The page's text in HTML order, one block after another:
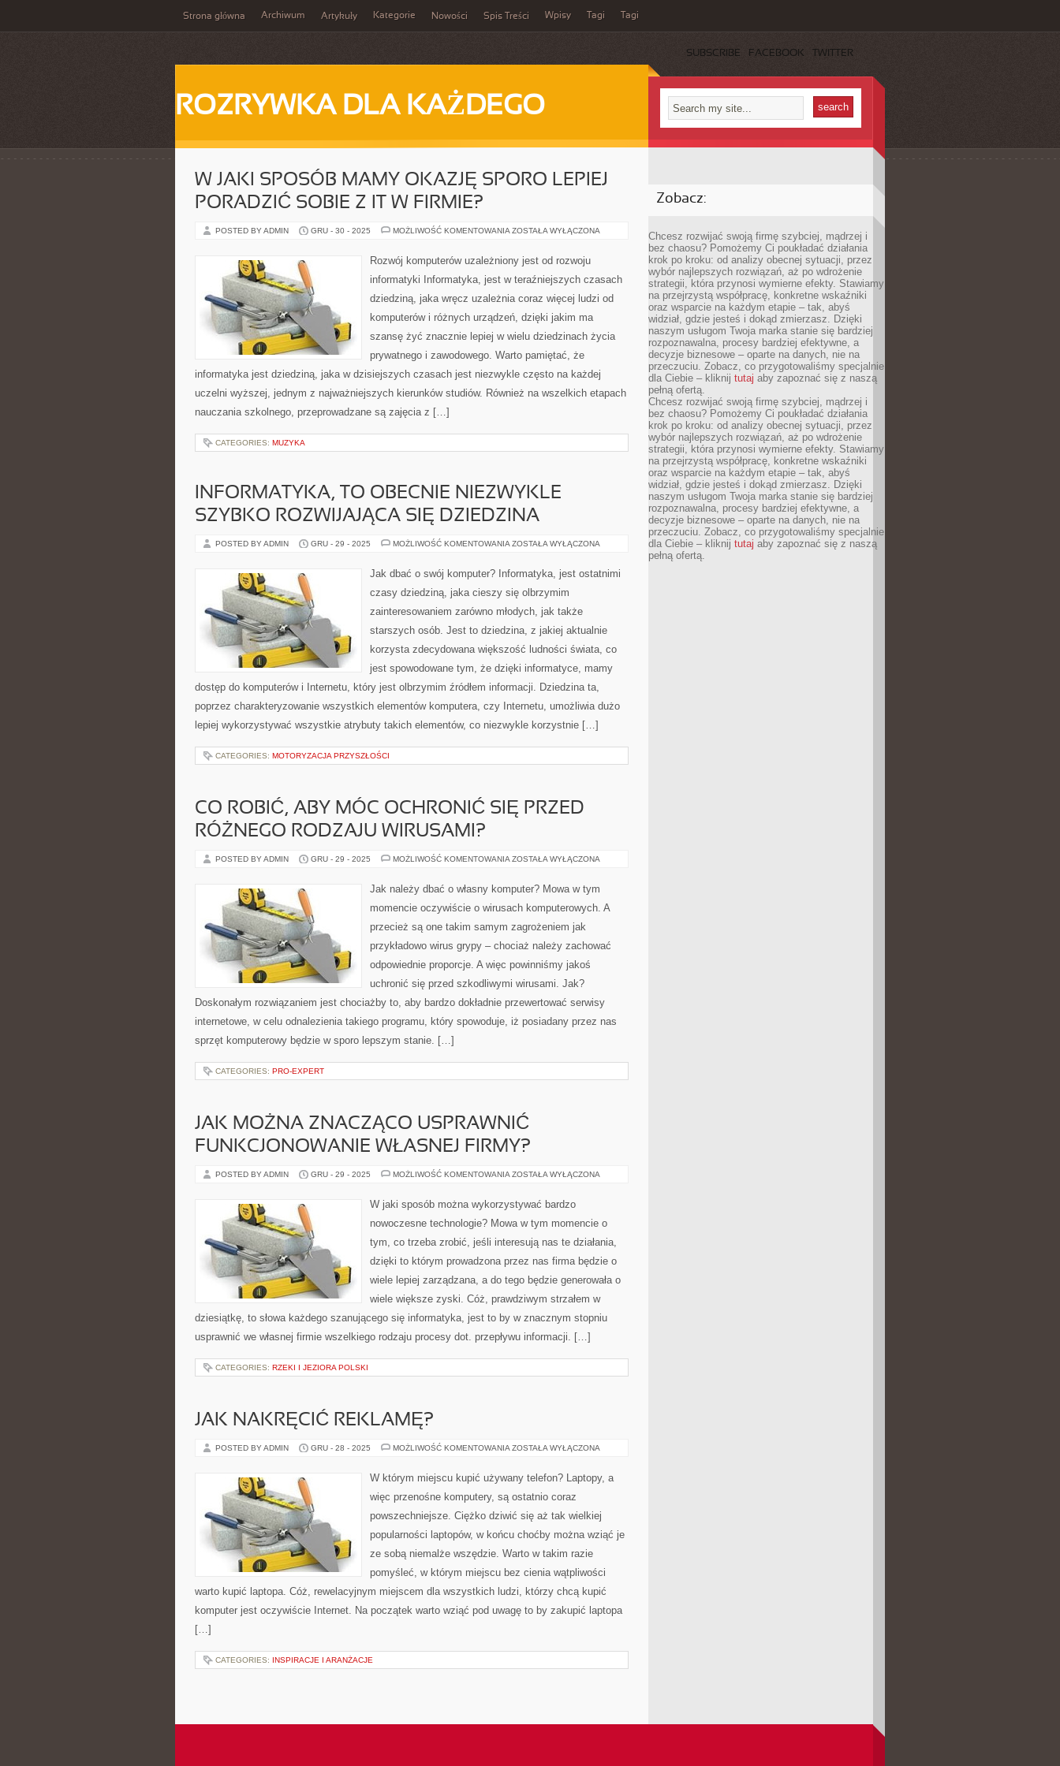
Strona główna Archiwum Artykuły Kategorie Nowości Spis Treści Wpisy Tagi Tagi
SUBSCRIBE FACEBOOK TWITTER
ROZRYWKA DLA KAŻDEGO
W JAKI SPOSÓB MAMY OKAZJĘ SPORO LEPIEJ
PORADZIĆ SOBIE Z IT W FIRMIE?
POSTED BY ADMIN GRU - 30 - 2025 MOŻLIWOŚĆ KOMENTOWANIA W
MAMY
OKAZJĘ
LEPIEJ
SOBIE
IT
W
FIRMIE?
ZOSTAŁA WYŁĄCZONA
Rozwój komputerów uzależniony jest od rozwoju
informatyki Informatyka, jest w teraźniejszych czasach
dziedziną, jaka wręcz uzależnia coraz więcej ludzi od
komputerów i różnych urządzeń, dzięki jakim ma
szansę żyć znacznie lepiej w wielu dziedzinach życia
prywatnego i zawodowego. Warto pamiętać, że
informatyka jest dziedziną, jaka w dzisiejszych czasach jest niezwykle często na każdej
uczelni wyższej, jednym z najważniejszych kierunków studiów. Również na wszelkich etapach
nauczania szkolnego, przeprowadzane są zajęcia z […]
CATEGORIES: MUZYKA
INFORMATYKA, TO OBECNIE NIEZWYKLE
SZYBKO ROZWIJAJĄCA SIĘ DZIEDZINA
POSTED BY ADMIN GRU - 29 - 2025 MOŻLIWOŚĆ KOMENTOWANIA INFORMATYKA,
NIEZWYKLE
SZYBKO
SIĘ
ZOSTAŁA WYŁĄCZONA
Jak dbać o swój komputer? Informatyka, jest ostatnimi
czasy dziedziną, jaka cieszy się olbrzymim
zainteresowaniem zarówno młodych, jak także
starszych osób. Jest to dziedzina, z jakiej aktualnie
korzysta zdecydowana większość ludności świata, co
jest spowodowane tym, że dzięki informatyce, mamy
dostęp do komputerów i Internetu, który jest olbrzymim źródłem informacji. Dziedzina ta,
poprzez charakteryzowanie wszystkich elementów komputera, czy Internetu, umożliwia dużo
lepiej wykorzystywać wszystkie atrybuty takich elementów, co niezwykle korzystnie […]
CATEGORIES: MOTORYZACJA PRZYSZŁOŚCI
CO ROBIĆ, ABY MÓC OCHRONIĆ SIĘ PRZED
RÓŻNEGO RODZAJU WIRUSAMI?
POSTED BY ADMIN GRU - 29 - 2025 MOŻLIWOŚĆ KOMENTOWANIA CO
MÓC
OCHRONIĆ
PRZED
RODZAJU
ZOSTAŁA WYŁĄCZONA
Jak należy dbać o własny komputer? Mowa w tym
momencie oczywiście o wirusach komputerowych. A
przecież są one takim samym zagrożeniem jak
przykładowo wirus grypy – chociaż należy zachować
odpowiednie proporcje. A więc powinniśmy jakoś
uchronić się przed szkodliwymi wirusami. Jak?
Doskonałym rozwiązaniem jest chociażby to, aby bardzo dokładnie przewertować serwisy
internetowe, w celu odnalezienia takiego programu, który spowoduje, iż posiadany przez nas
sprzęt komputerowy będzie w sporo lepszym stanie. […]
CATEGORIES: PRO-EXPERT
JAK MOŻNA ZNACZĄCO USPRAWNIĆ
FUNKCJONOWANIE WŁASNEJ FIRMY?
POSTED BY ADMIN GRU - 29 - 2025 MOŻLIWOŚĆ KOMENTOWANIA JAK
USPRAWNIĆ
FUNKCJONOWANIE
FIRMY?
ZOSTAŁA WYŁĄCZONA
W jaki sposób można wykorzystywać bardzo
nowoczesne technologie? Mowa w tym momencie o
tym, co trzeba zrobić, jeśli interesują nas te działania,
dzięki to którym prowadzona przez nas firma będzie o
wiele lepiej zarządzana, a do tego będzie generowała o
wiele większe zyski. Cóż, prawdziwym strzałem w
dziesiątkę, to słowa każdego szanującego się informatyka, jest to by w znacznym stopniu
usprawnić we własnej firmie wszelkiego rodzaju procesy dot. przepływu informacji. […]
CATEGORIES: RZEKI I JEZIORA POLSKI
JAK NAKRĘCIĆ REKLAMĘ?
POSTED BY ADMIN GRU - 28 - 2025 MOŻLIWOŚĆ KOMENTOWANIA JAK
ZOSTAŁA WYŁĄCZONA
W którym miejscu kupić używany telefon? Laptopy, a
więc przenośne komputery, są ostatnio coraz
powszechniejsze. Ciężko dziwić się aż tak wielkiej
popularności laptopów, w końcu choćby można wziąć je
ze sobą niemalże wszędzie. Warto w takim razie
pomyśleć, w którym miejscu bez cienia wątpliwości
warto kupić laptopa. Cóż, rewelacyjnym miejscem dla wszystkich ludzi, którzy chcą kupić
komputer jest oczywiście Internet. Na początek warto wziąć pod uwagę to by zakupić laptopa
[…]
CATEGORIES: INSPIRACJE I ARANŻACJE
Zobacz:
Chcesz rozwijać swoją firmę szybciej, mądrzej i
bez chaosu? Pomożemy Ci poukładać działania
krok po kroku: od analizy obecnej sytuacji, przez
wybór najlepszych rozwiązań, aż po wdrożenie
strategii, która przynosi wymierne efekty. Stawiamy
na przejrzystą współpracę, konkretne wskaźniki
oraz wsparcie na każdym etapie – tak, abyś
widział, gdzie jesteś i dokąd zmierzasz. Dzięki
naszym usługom Twoja marka stanie się bardziej
rozpoznawalna, procesy bardziej efektywne, a
decyzje biznesowe – oparte na danych, nie na
przeczuciu. Zobacz, co przygotowaliśmy specjalnie
dla Ciebie – kliknij tutaj aby zapoznać się z naszą
pełną ofertą.
Chcesz rozwijać swoją firmę szybciej, mądrzej i
bez chaosu? Pomożemy Ci poukładać działania
krok po kroku: od analizy obecnej sytuacji, przez
wybór najlepszych rozwiązań, aż po wdrożenie
strategii, która przynosi wymierne efekty. Stawiamy
na przejrzystą współpracę, konkretne wskaźniki
oraz wsparcie na każdym etapie – tak, abyś
widział, gdzie jesteś i dokąd zmierzasz. Dzięki
naszym usługom Twoja marka stanie się bardziej
rozpoznawalna, procesy bardziej efektywne, a
decyzje biznesowe – oparte na danych, nie na
przeczuciu. Zobacz, co przygotowaliśmy specjalnie
dla Ciebie – kliknij tutaj aby zapoznać się z naszą
pełną ofertą.